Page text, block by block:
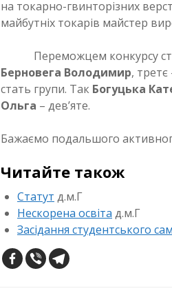
на токарно-гвинторізних
майбутніх токарів майстер
Переможцем конкурсу
Берновега Володимир, третє
стать групи. Так Богуцька
Ольга – дев’яте.
Бажаємо подальшого
Читайте також
Статут д.м.Г
Нескорена освіта д.м.Г
Засідання студентського